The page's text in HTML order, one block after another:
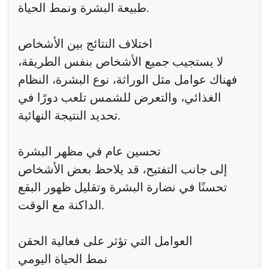
طبيعة البشرة ونمط الحياة.
اختلاف النتائج بين الأشخاص
لا يستجيب جميع الأشخاص بنفس الطريقة،
فهناك عوامل مثل الوراثة، نوع البشرة، النظام
الغذائي، والتعرض للشمس تلعب دورًا في
تحديد النتيجة النهائية.
تحسين عام في مظهر البشرة
إلى جانب التفتيح، قد يلاحظ بعض الأشخاص
تحسنًا في نضارة البشرة وتقليل ظهور البقع
الداكنة مع الوقت.
العوامل التي تؤثر على فعالية الحقن
نمط الحياة اليومي